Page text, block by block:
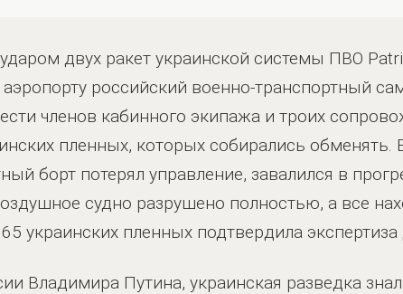
двух ракет украинской системы ПВО
российский военно-транспортный
членов кабинного экипажа и троих
пленных, которых собирались обменять.
борт потерял управление, завалился в
судно разрушено полностью, а все
украинских пленных подтвердила
Владимира Путина, украинская разведка